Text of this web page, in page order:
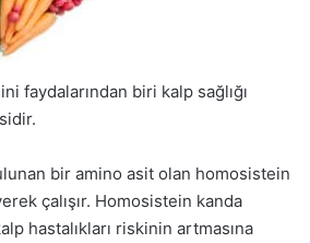
faydalarından biri kalp sağlığı
bir amino asit olan homosistein
çalışır. Homosistein kanda
hastalıkları riskinin artmasına